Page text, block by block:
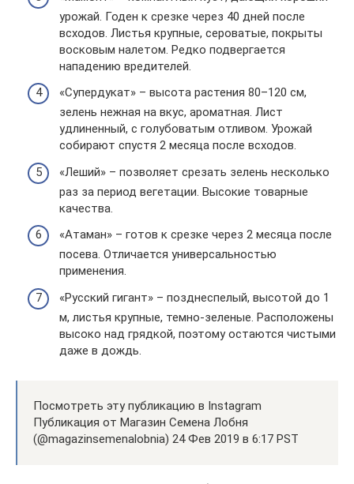
урожай. Годен к срезке через 40 дней после
всходов. Листья крупные, сероватые, покрыты
восковым налетом. Редко подвергается
нападению вредителей.
«Супердукат» – высота растения 80–120 см,
зелень нежная на вкус, ароматная. Лист
удлиненный, с голубоватым отливом. Урожай
собирают спустя 2 месяца после всходов.
«Леший» – позволяет срезать зелень несколько
раз за период вегетации. Высокие товарные
качества.
«Атаман» – готов к срезке через 2 месяца после
посева. Отличается универсальностью
применения.
«Русский гигант» – позднеспелый, высотой до 1
м, листья крупные, темно-зеленые. Расположены
высоко над грядкой, поэтому остаются чистыми
даже в дождь.
Посмотреть эту публикацию в Instagram
Публикация от Магазин Семена Лобня
(@magazinsemenalobnia) 24 Фев 2019 в 6:17 PST